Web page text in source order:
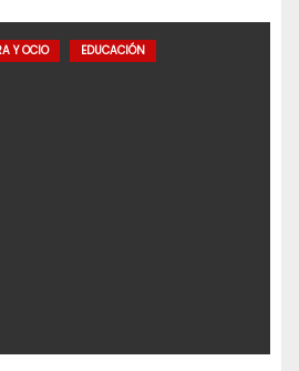
Y OCIO EDUCACIÓN